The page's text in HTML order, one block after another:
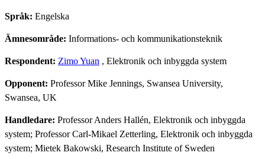
Språk: Engelska
Ämnesområde: Informations- och kommunikationsteknik
Respondent: Zimo Yuan , Elektronik och inbyggda system
Opponent: Professor Mike Jennings, Swansea University,
Swansea, UK
Handledare: Professor Anders Hallén, Elektronik och inbyggda
system; Professor Carl-Mikael Zetterling, Elektronik och inbyggda
system; Mietek Bakowski, Research Institute of Sweden